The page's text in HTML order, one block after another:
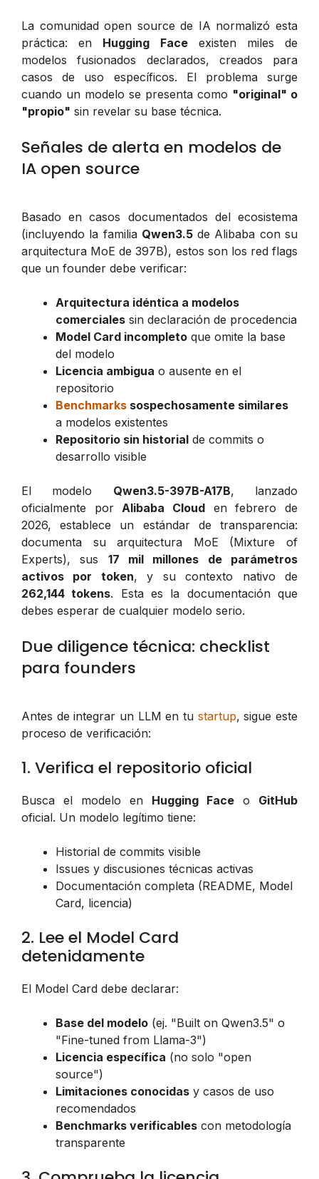
La comunidad open source de IA normalizó esta
práctica: en Hugging Faceexisten miles de
modelos fusionados declarados, creados para
casos de uso específicos. El problema surge
cuando un modelo se presenta como "original" o
"propio" sin revelar su base técnica.
Señales de alerta en modelos de
IA open source
Basado en casos documentados del ecosistema
(incluyendo la familia Qwen3.5de Alibaba con su
arquitectura MoE de 397B), estos son los red flags
que un founder debe verificar:
Arquitectura idéntica a modelos
comerciales sin declaración de procedencia
Model Card incompleto que omite la base
del modelo
Licencia ambigua o ausente en el
repositorio
Benchmarks sospechosamente similares
a modelos existentes
Repositorio sin historial de commits o
desarrollo visible
El modelo Qwen3.5-397B-A17B, lanzado
oficialmente porAlibaba Cloud en febrero de
2026, establece un estándar de transparencia:
documenta su arquitectura MoE (Mixture of
Experts), sus 17 mil millones de parámetros
activos por token, y su contexto nativo de
262,144 tokens. Esta es la documentación que
debes esperar de cualquier modelo serio.
Due diligence técnica: checklist
para founders
Antes de integrar un LLM en tu startup, sigue este
proceso de verificación:
1. Verifica el repositorio oficial
Busca el modelo en Hugging Face o GitHub
oficial. Un modelo legítimo tiene:
Historial de commits visible
Issues y discusiones técnicas activas
Documentación completa (README, Model
Card, licencia)
2. Lee el Model Card
detenidamente
El Model Card debe declarar:
Base del modelo (ej. "Built on Qwen3.5" o
"Fine-tuned from Llama-3")
Licencia específica (no solo "open
source")
Limitaciones conocidas y casos de uso
recomendados
Benchmarks verificables con metodología
transparente